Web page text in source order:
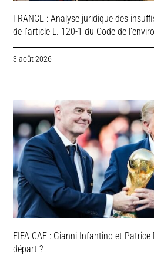
FRANCE : Analyse juridique des
de l’article L. 120-1 du Code de
3 août 2026
FIFA-CAF : Gianni Infantino et
départ ?